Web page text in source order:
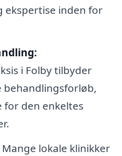
ekspertise inden for
i Folby tilbyder
den enkeltes
Mange lokale klinikker